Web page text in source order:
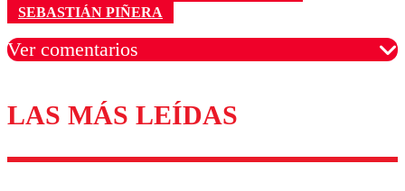
SEBASTIÁN PIÑERA
Ver comentarios
Los comentarios son moderados para garantizar un
diálogo respetuoso.
LAS MÁS LEÍDAS